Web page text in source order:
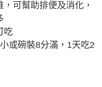
可幫助排便及消化，
吃
或碗裝8分滿，1天吃2